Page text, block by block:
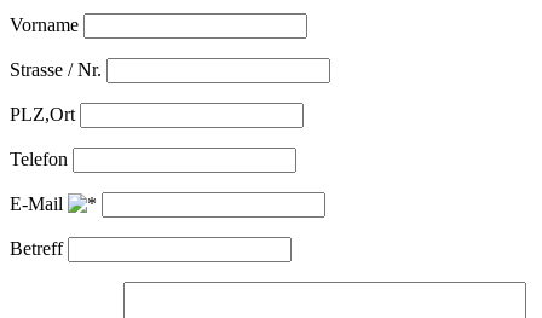
Vorname
Strasse / Nr.
PLZ,Ort
Telefon
E-Mail
Betreff